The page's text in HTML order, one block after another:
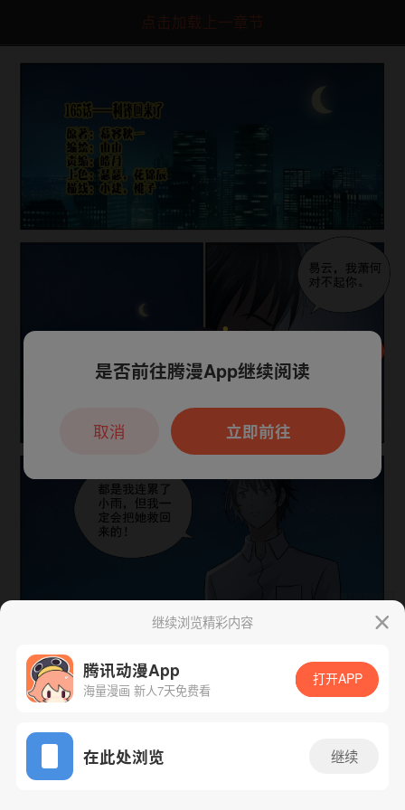
点击加载上一章节
App免费看
下一话 腾漫App免费看
继续浏览精彩内容
腾讯动漫App
海量漫画 新人7天免费看
打开APP
在此处浏览 继续
本章节仅支持App阅读，可打开App新用
户7天免费看
是否前往腾漫App继续阅读
立即前往
取消